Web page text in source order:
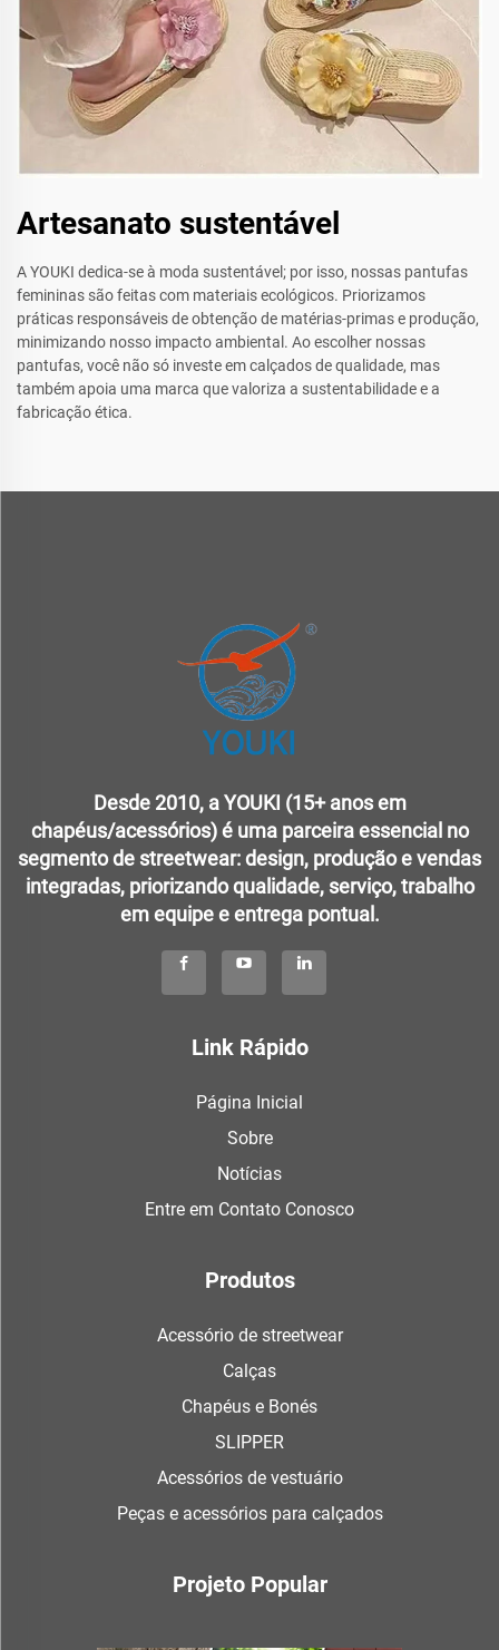
Artesanato sustentável
A YOUKI dedica-se à moda sustentável; por isso, nossas pantufas
femininas são feitas com materiais ecológicos. Priorizamos
práticas responsáveis de obtenção de matérias-primas e produção,
minimizando nosso impacto ambiental. Ao escolher nossas
pantufas, você não só investe em calçados de qualidade, mas
também apoia uma marca que valoriza a sustentabilidade e a
fabricação ética.
Desde 2010, a YOUKI (15+ anos em
chapéus/acessórios) é uma parceira essencial no
segmento de streetwear: design, produção e vendas
integradas, priorizando qualidade, serviço, trabalho
em equipe e entrega pontual.
Link Rápido
Página Inicial
Sobre
Notícias
Entre em Contato Conosco
Produtos
Acessório de streetwear
Calças
Chapéus e Bonés
SLIPPER
Acessórios de vestuário
Peças e acessórios para calçados
Projeto Popular